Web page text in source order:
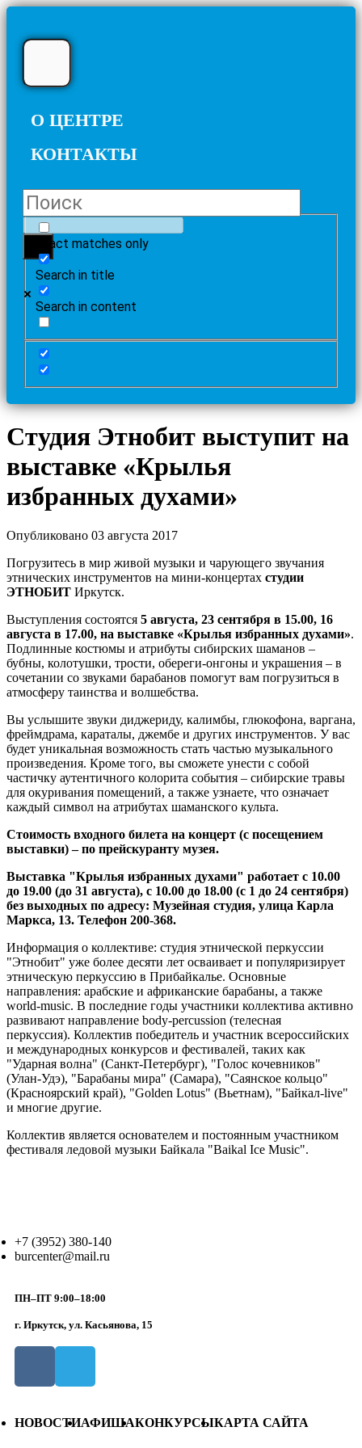
О ЦЕНТРЕ
КОНТАКТЫ
Exact matches only
Search in title
Search in content
Студия Этнобит выступит на
выставке «Крылья
избранных духами»
Опубликовано 03 августа 2017
Погрузитесь в мир живой музыки и чарующего звучания
этнических инструментов на мини-концертах студии
ЭТНОБИТ Иркутск.
Выступления состоятся 5 августа, 23 сентября в 15.00, 16
августа в 17.00, на выставке «Крылья избранных духами».
Подлинные костюмы и атрибуты сибирских шаманов –
бубны, колотушки, трости, обереги-онгоны и украшения – в
сочетании со звуками барабанов помогут вам погрузиться в
атмосферу таинства и волшебства.
Вы услышите звуки диджериду, калимбы, глюкофона, варгана,
фреймдрама, караталы, джембе и других инструментов. У вас
будет уникальная возможность стать частью музыкального
произведения. Кроме того, вы сможете унести с собой
частичку аутентичного колорита события – сибирские травы
для окуривания помещений, а также узнаете, что означает
каждый символ на атрибутах шаманского культа.
Стоимость входного билета на концерт (с посещением
выставки) – по прейскуранту музея.
Выставка "Крылья избранных духами" работает с 10.00
до 19.00 (до 31 августа), с 10.00 до 18.00 (с 1 до 24 сентября)
без выходных по адресу: Музейная студия, улица Карла
Маркса, 13. Телефон 200-368.
Информация о коллективе: студия этнической перкуссии
"Этнобит" уже более десяти лет осваивает и популяризирует
этническую перкуссию в Прибайкалье. Основные
направления: арабские и африканские барабаны, а также
world-music. В последние годы участники коллектива активно
развивают направление body-percussion (телесная
перкуссия). Коллектив победитель и участник всероссийских
и международных конкурсов и фестивалей, таких как
"Ударная волна" (Санкт-Петербург), "Голос кочевников"
(Улан-Удэ), "Барабаны мира" (Самара), "Саянское кольцо"
(Красноярский край), "Golden Lotus" (Вьетнам), "Байкал-live"
и многие другие.
Коллектив является основателем и постоянным участником
фестиваля ледовой музыки Байкала "Baikal Ice Music".
+7 (3952) 380-140
burcenter@mail.ru
ПН–ПТ 9:00–18:00
г. Иркутск, ул. Касьянова, 15
НОВОСТИАФИШАКОНКУРСЫКАРТА САЙТА